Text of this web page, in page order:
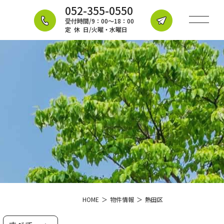
052-355-0550
受付時間/9：00～18：00
定休日/火曜・水曜日
メ
ー
ル
で
の
お
問
い
合
わ
せ
HOME 物件情報 熱田区